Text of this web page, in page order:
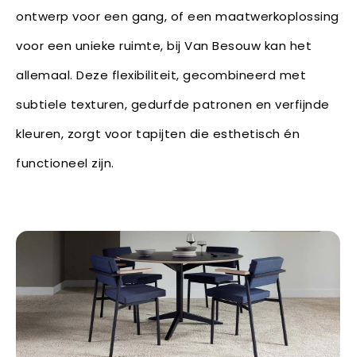
ontwerp voor een gang, of een maatwerkoplossing
voor een unieke ruimte, bij Van Besouw kan het
allemaal. Deze flexibiliteit, gecombineerd met
subtiele texturen, gedurfde patronen en verfijnde
kleuren, zorgt voor tapijten die esthetisch én
functioneel zijn.